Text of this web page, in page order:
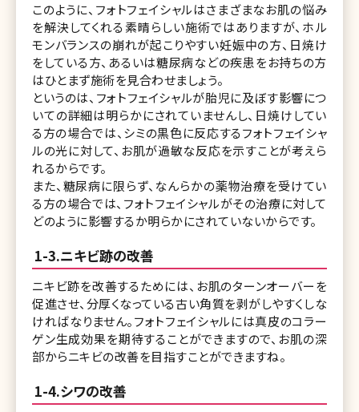
このように、フォトフェイシャルはさまざまなお肌の悩み
を解決してくれる素晴らしい施術ではありますが、ホル
モンバランスの崩れが起こりやすい妊娠中の方、日焼け
をしている方、あるいは糖尿病などの疾患をお持ちの方
はひとまず施術を見合わせましょう。
というのは、フォトフェイシャルが胎児に及ぼす影響につ
いての詳細は明らかにされていませんし、日焼けしてい
る方の場合では、シミの黒色に反応するフォトフェイシャ
ルの光に対して、お肌が過敏な反応を示すことが考えら
れるからです。
また、糖尿病に限らず、なんらかの薬物治療を受けてい
る方の場合では、フォトフェイシャルがその治療に対して
どのように影響するか明らかにされていないからです。
1-3.ニキビ跡の改善
ニキビ跡を改善するためには、お肌のターンオーバーを
促進させ、分厚くなっている古い角質を剥がしやすくしな
ければなりません。フォトフェイシャルには真皮のコラー
ゲン生成効果を期待することができますので、お肌の深
部からニキビの改善を目指すことができますね。
1-4.シワの改善